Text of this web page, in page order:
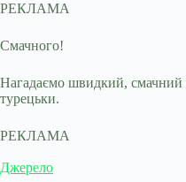
РЕКЛАМА
Смачного!
Нагадаємо швидкий, смачний
турецьки.
РЕКЛАМА
Джерело